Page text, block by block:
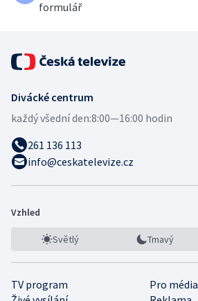
formulář
Divácké centrum
každý všední den:8:00—16:00 hodin
261 136 113
info@ceskatelevize.cz
Vzhled
Světlý Tmavý
TV program
Pro média